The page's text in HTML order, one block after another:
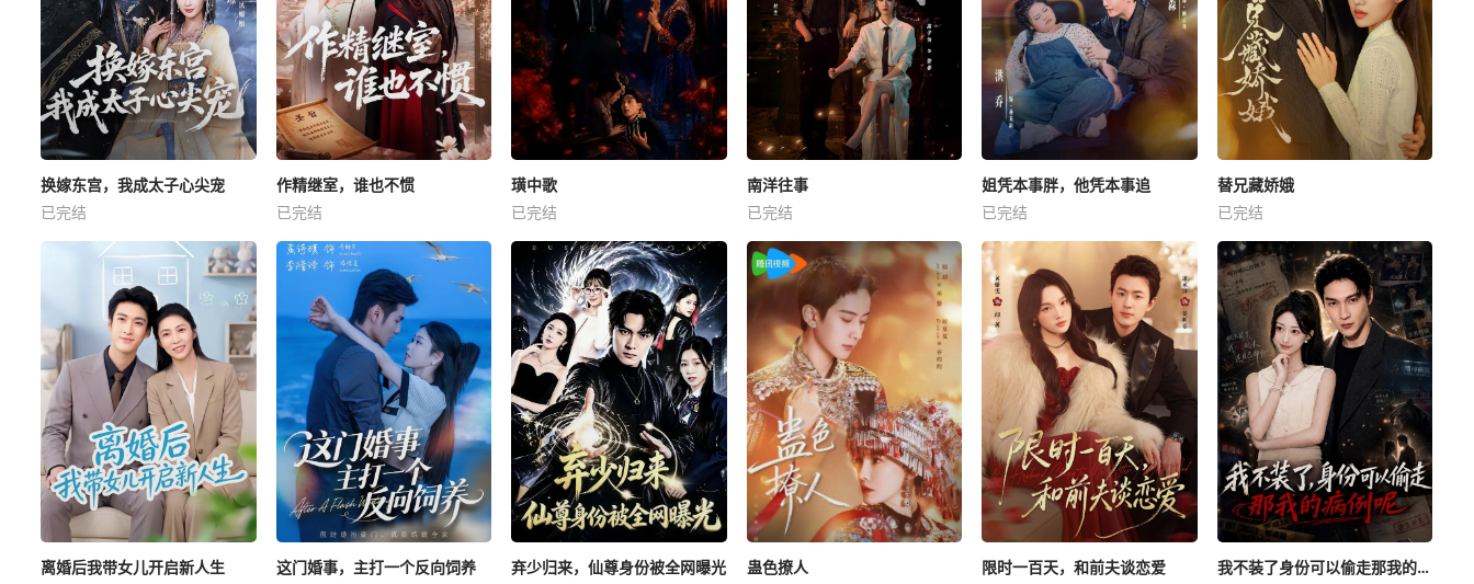
换嫁东宫，我成太子心尖宠
已完结
作精继室，谁也不惯
已完结
璜中歌
已完结
南洋往事
已完结
姐凭本事胖，他凭本事追
已完结
替兄藏娇娥
已完结
离婚后我带女儿开启新人生
这门婚事，主打一个反向饲养
弃少归来，仙尊身份被全网曝光
蛊色撩人
限时一百天，和前夫谈恋爱
我不装了身份可以偷走那我的病例呢